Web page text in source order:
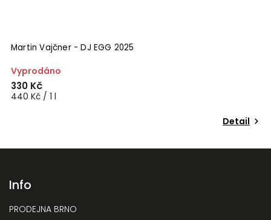
Martin Vajčner - DJ EGG 2025
Vyprodáno
330 Kč
440 Kč / 1 l
Detail
Info
PRODEJNA BRNO